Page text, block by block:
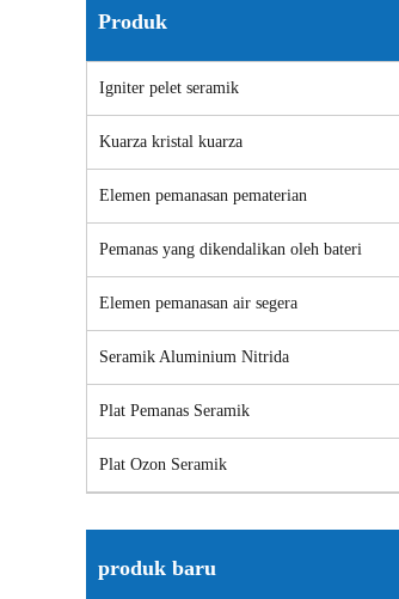
Produk
Igniter pelet seramik
Kuarza kristal kuarza
Elemen pemanasan pematerian
Pemanas yang dikendalikan oleh bateri
Elemen pemanasan air segera
Seramik Aluminium Nitrida
Plat Pemanas Seramik
Plat Ozon Seramik
produk baru